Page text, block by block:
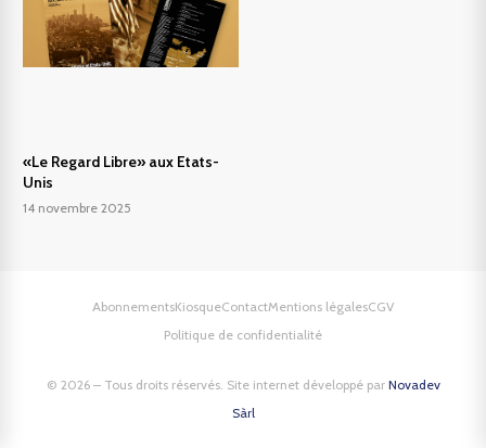
«Le Regard Libre» aux Etats-
Unis
14 novembre 2025
© 2026 – Tous droits réservés. Site internet développé par Novadev
Sàrl
AbonnementsKiosqueContactMentions légalesCGV
Politique de confidentialité